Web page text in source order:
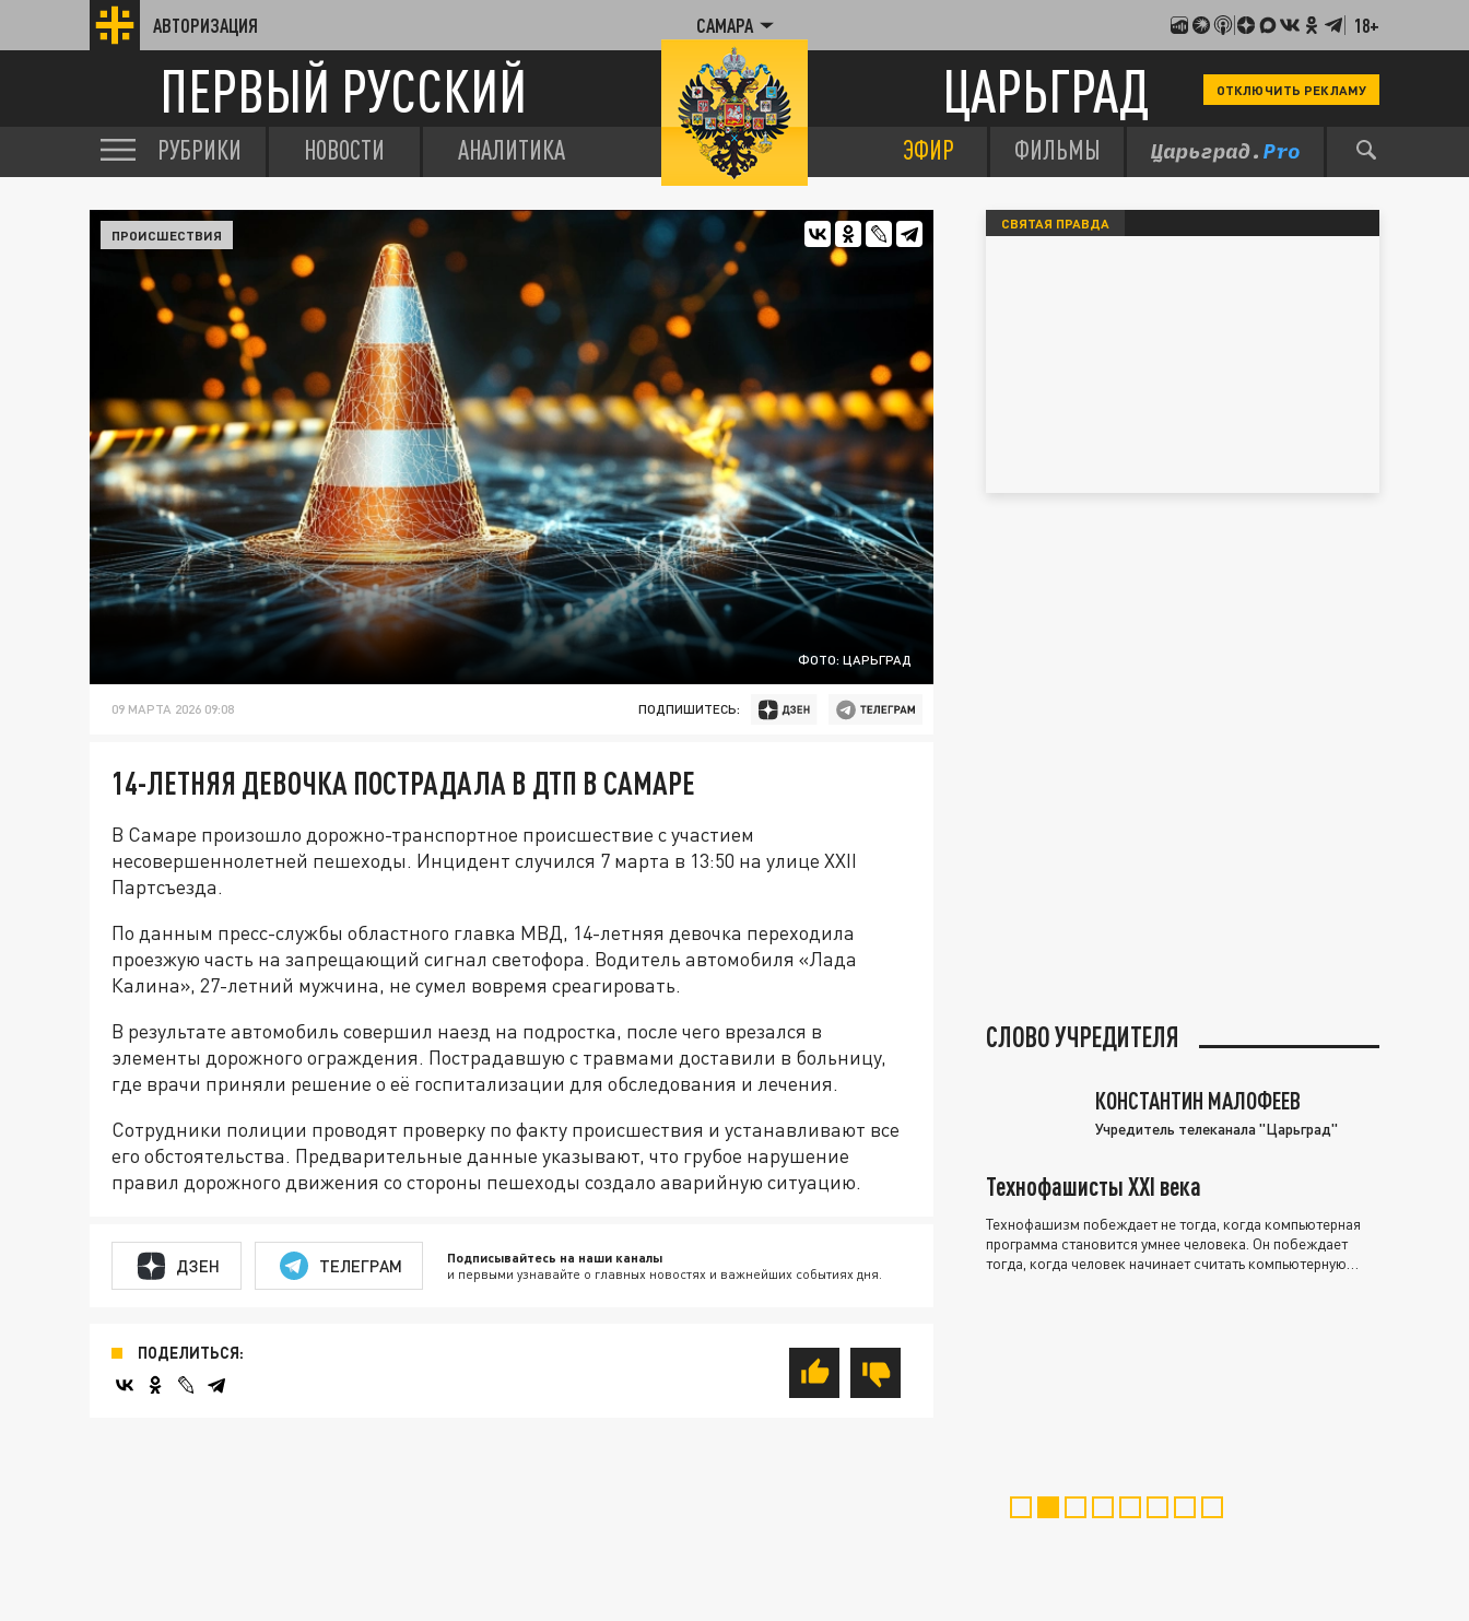
АВТОРИЗАЦИЯ САМАРА 18+
ПЕРВЫЙ РУССКИЙ ЦАРЬГРАД ОТКЛЮЧИТЬ РЕКЛАМУ
РУБРИКИ НОВОСТИ АНАЛИТИКА ЭФИР ФИЛЬМЫ
ФОТО: ЦАРЬГРАД
ПРОИСШЕСТВИЯ
09 МАРТА 2026 09:08 ПОДПИШИТЕСЬ:
14-ЛЕТНЯЯ ДЕВОЧКА ПОСТРАДАЛА В ДТП В САМАРЕ
В Самаре произошло дорожно-транспортное происшествие с участием
несовершеннолетней пешеходы. Инцидент случился 7 марта в 13:50 на улице XXII
Партсъезда.
По данным пресс-службы областного главка МВД, 14-летняя девочка переходила
проезжую часть на запрещающий сигнал светофора. Водитель автомобиля «Лада
Калина», 27-летний мужчина, не сумел вовремя среагировать.
В результате автомобиль совершил наезд на подростка, после чего врезался в
элементы дорожного ограждения. Пострадавшую с травмами доставили в больницу,
где врачи приняли решение о её госпитализации для обследования и лечения.
Сотрудники полиции проводят проверку по факту происшествия и устанавливают все
его обстоятельства. Предварительные данные указывают, что грубое нарушение
правил дорожного движения со стороны пешеходы создало аварийную ситуацию.
ДЗЕН ТЕЛЕГРАМ Подписывайтесь на наши каналы
и первыми узнавайте о главных новостях и важнейших событиях дня.
ПОДЕЛИТЬСЯ:
СВЯТАЯ ПРАВДА
СЛОВО УЧРЕДИТЕЛЯ
КОНСТАНТИН МАЛОФЕЕВ
Учредитель телеканала "Царьград"
Технофашисты XXI века
Технофашизм побеждает не тогда, когда компьютерная
программа становится умнее человека. Он побеждает
тогда, когда человек начинает считать компьютерную